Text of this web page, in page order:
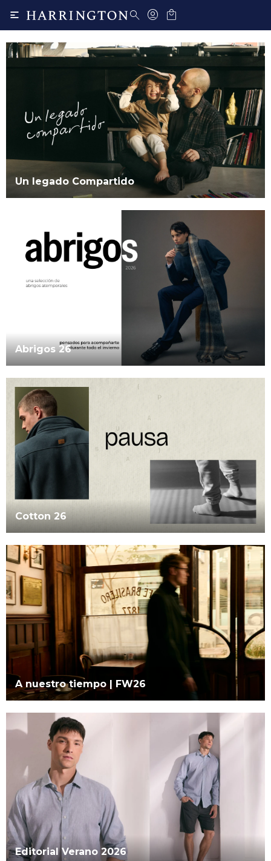

Un legado Compartido
Abrigos 26
Cotton 26
A nuestro tiempo | FW26
Editorial Verano 2026